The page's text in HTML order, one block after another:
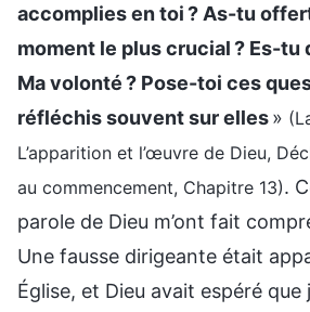
accomplies en toi ? As-tu
moment le plus crucial ? Es-tu
Ma volonté ? Pose-toi ces
réfléchis souvent sur elles»
L’apparition et l’œuvre de Dieu,
au commencement, Chapitre 13).
parole de Dieu m’ont fait
Une fausse dirigeante était
Église, et Dieu avait espéré